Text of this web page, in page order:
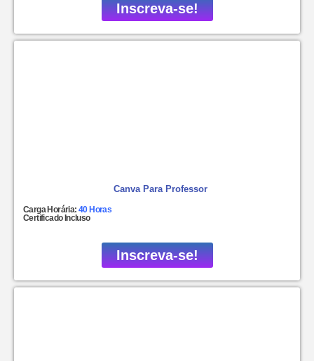
Inscreva-se!
Canva Para Professor
Carga Horária:40 Horas
Certificado Incluso
Inscreva-se!